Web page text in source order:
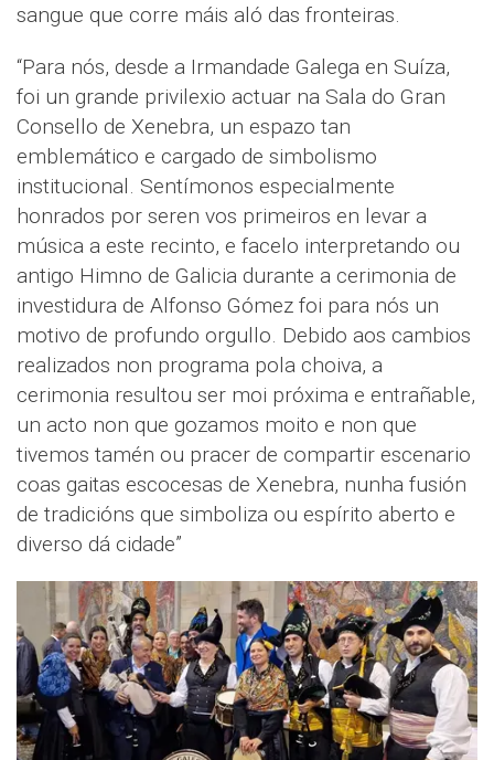
sangue que corre máis aló das fronteiras.
“Para nós, desde a Irmandade Galega en Suíza,
foi un grande privilexio actuar na Sala do Gran
Consello de Xenebra, un espazo tan
emblemático e cargado de simbolismo
institucional. Sentímonos especialmente
honrados por seren vos primeiros en levar a
música a este recinto, e facelo interpretando ou
antigo Himno de Galicia durante a cerimonia de
investidura de Alfonso Gómez foi para nós un
motivo de profundo orgullo. Debido aos cambios
realizados non programa pola choiva, a
cerimonia resultou ser moi próxima e entrañable,
un acto non que gozamos moito e non que
tivemos tamén ou pracer de compartir escenario
coas gaitas escocesas de Xenebra, nunha fusión
de tradicións que simboliza ou espírito aberto e
diverso dá cidade”